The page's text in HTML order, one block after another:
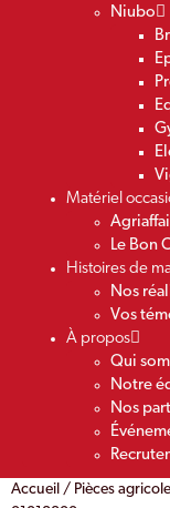
Niubo
Matériel
Le Bon
Histoires de
Nos
Vos
À propos
Qui
Notre
Nos
Accueil / Pièces